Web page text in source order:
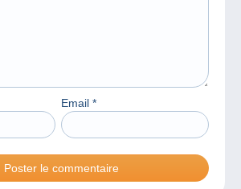
Email *